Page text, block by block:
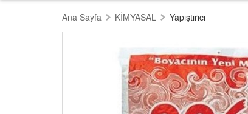
Ana Sayfa KİMYASAL Yapıştırıcı